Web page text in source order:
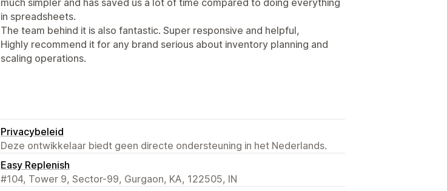
in spreadsheets.
The team behind it is also fantastic. Super responsive and helpful,
Highly recommend it for any brand serious about inventory planning and
scaling operations.
Privacybeleid
Deze ontwikkelaar biedt geen directe ondersteuning in het Nederlands.
Easy Replenish
#104, Tower 9, Sector-99, Gurgaon, KA, 122505, IN